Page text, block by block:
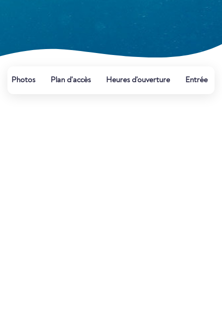
Photos Plan d'accès Heures d'ouverture Entrée